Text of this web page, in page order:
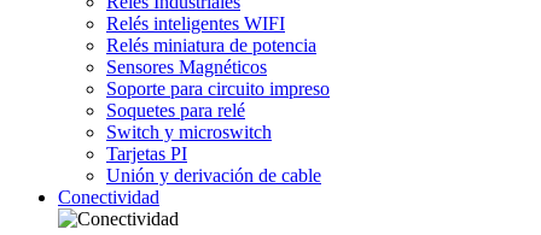
Relés inteligentes WIFI
Relés miniatura de potencia
Sensores Magnéticos
Soporte para circuito impreso
Soquetes para relé
Switch y microswitch
Tarjetas PI
Unión y derivación de cable
Conectividad